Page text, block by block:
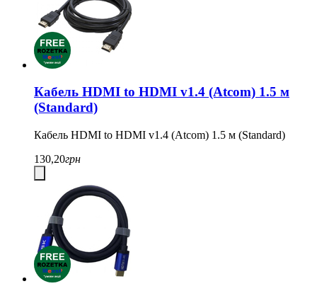
Кабель HDMI to HDMI v1.4 (Atcom) 1.5 м
(Standard)
Кабель HDMI to HDMI v1.4 (Atcom) 1.5 м (Standard)
130,20грн